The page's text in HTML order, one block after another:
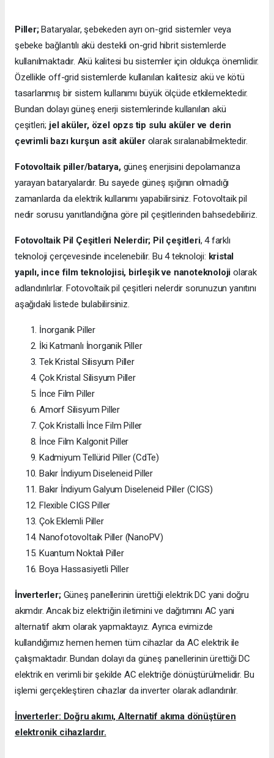
Piller;Bataryalar, şebekeden ayrı on-grid sistemler veya
şebeke bağlantılı akü destekli on-grid hibrit sistemlerde
kullanılmaktadır. Akü kalitesi bu sistemler için oldukça önemlidir.
Özellikle off-grid sistemlerde kullanılan kalitesiz akü ve kötü
tasarlanmış bir sistem kullanımı büyük ölçüde etkilemektedir.
Bundan dolayı güneş enerji sistemlerinde kullanılan akü
çeşitleri; jel aküler, özel opzs tip sulu aküler ve derin
çevrimli bazı kurşun asit akülerolarak sıralanabilmektedir.
Fotovoltaik piller/batarya,güneş enerjisini depolamanıza
yarayan bataryalardır. Bu sayede güneş ışığının olmadığı
zamanlarda da elektrik kullanımı yapabilirsiniz. Fotovoltaik pil
nedir sorusu yanıtlandığına göre pil çeşitlerinden bahsedebiliriz.
Fotovoltaik Pil Çeşitleri Nelerdir; Pil çeşitleri, 4 farklı
teknoloji çerçevesinde incelenebilir. Bu 4 teknoloji: kristal
yapılı, ince film teknolojisi, birleşik ve nanoteknoloji olarak
adlandırılırlar. Fotovoltaik pil çeşitleri nelerdir sorunuzun yanıtını
aşağıdaki listede bulabilirsiniz.
İnorganik Piller
İki Katmanlı İnorganik Piller
Tek Kristal Silisyum Piller
Çok Kristal Silisyum Piller
İnce Film Piller
Amorf Silisyum Piller
Çok Kristalli İnce Film Piller
İnce Film Kalgonit Piller
Kadmiyum Tellürid Piller (CdTe)
Bakır İndiyum Diseleneid Piller
Bakır İndiyum Galyum Diseleneid Piller (CIGS)
Flexible CIGS Piller
Çok Eklemli Piller
Nanofotovoltaik Piller (NanoPV)
Kuantum Noktalı Piller
Boya Hassasiyetli Piller
İnverterler;Güneş panellerinin ürettiği elektrik DC yani doğru
akımdır. Ancak biz elektriğin iletimini ve dağıtımını AC yani
alternatif akım olarak yapmaktayız. Ayrıca evimizde
kullandığımız hemen hemen tüm cihazlar da AC elektrik ile
çalışmaktadır. Bundan dolayı da güneş panellerinin ürettiği DC
elektrik en verimli bir şekilde AC elektriğe dönüştürülmelidir. Bu
işlemi gerçekleştiren cihazlar da inverter olarak adlandırılır.
İnverterler: Doğru akımı, Alternatif akıma dönüştüren
elektronik cihazlardır.